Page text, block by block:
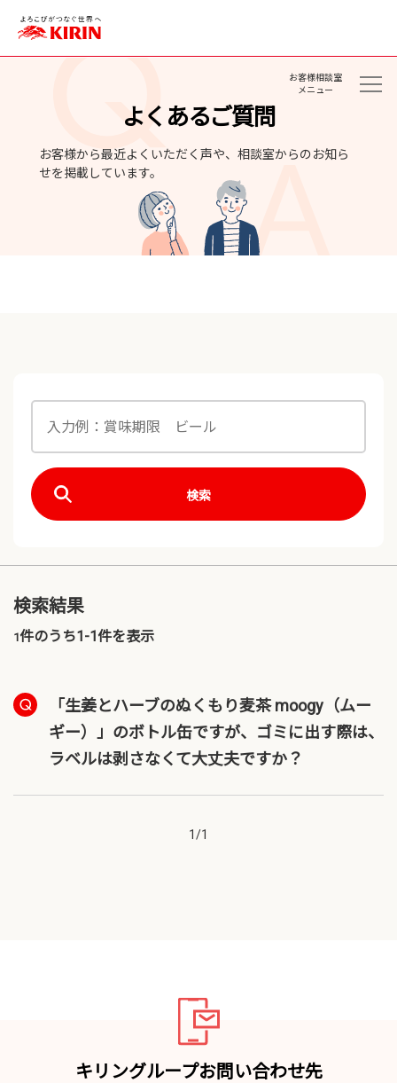
よくあるご質問
お客様から最近よくいただく声や、相談室からのお知ら
せを掲載しています。
お客様相談室
メニュー
検索
検索結果
1件のうち1-1件を表示
「生姜とハーブのぬくもり麦茶 moogy（ムー
ギー）」のボトル缶ですが、ゴミに出す際は、
ラベルは剥さなくて大丈夫ですか？
1/1
キリングループお問い合わせ先